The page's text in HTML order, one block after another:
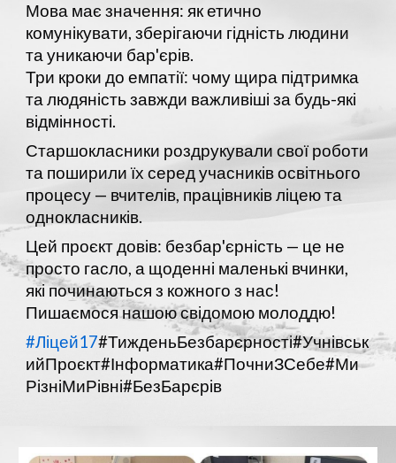
Мова має значення: як етично
комунікувати, зберігаючи гідність людини
та уникаючи бар'єрів.
Три кроки до емпатії: чому щира підтримка
та людяність завжди важливіші за будь-які
відмінності.
Старшокласники роздрукували свої роботи
та поширили їх серед учасників освітнього
процесу — вчителів, працівників ліцею та
однокласників.
Цей проєкт довів: безбар'єрність — це не
просто гасло, а щоденні маленькі вчинки,
які починаються з кожного з нас!
Пишаємося нашою свідомою молоддю!
#Ліцей17#ТижденьБезбарєрності#Учнівськ
ийПроєкт#Інформатика#ПочниЗСебе#Ми
РізніМиРівні#БезБарєрів